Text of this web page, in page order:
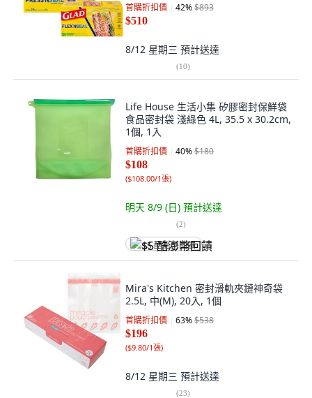
首購折扣價 42%$893
$510
8/12 星期三 預計送達
(10)
Life House 生活小集 矽膠密封保鮮袋
食品密封袋 淺綠色 4L, 35.5 x 30.2cm,
1個, 1入
首購折扣價 40%$180
$108
($108.00/1張)
明天 8/9 (日) 預計送達
(2)
$5 酷澎幣回饋
Mira's Kitchen 密封滑軌夾鏈神奇袋
2.5L, 中(M), 20入, 1個
首購折扣價 63%$538
$196
($9.80/1張)
8/12 星期三 預計送達
(23)